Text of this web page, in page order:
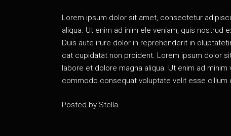
Lorem ipsum dolor sit amet, consec­te­tur
ali­qua. Ut enim ad inim ele veniam, quis
Duis aute irure dolor in repre­hen­de­rit in
cat cupi­da­tat non proident. Lorem ipsum dolor
labore et dolore magna ali­qua. Ut enim ad
com­mo­do conse­quat volup­tate velit esse cil­lum
Posted by Stella